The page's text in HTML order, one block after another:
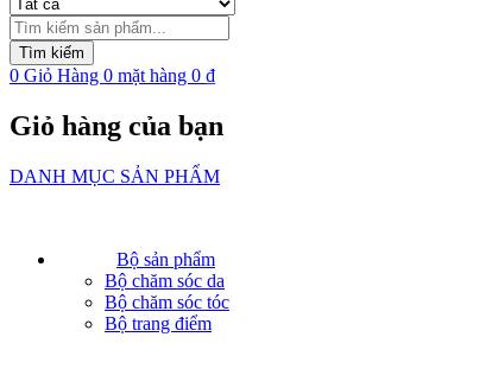
Tìm
kiếm
sản
phẩm
Tìm kiếm
0 Giỏ Hàng 0 mặt hàng 0 ₫
Giỏ hàng của bạn
DANH MỤC SẢN PHẨM
Bộ sản phẩm
Bộ chăm sóc da
Bộ chăm sóc tóc
Bộ trang điểm